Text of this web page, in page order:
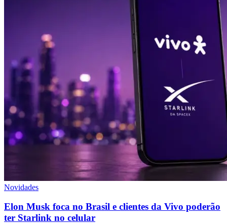
Novidades
Elon Musk foca no Brasil e clientes da Vivo poderão
ter Starlink no celular